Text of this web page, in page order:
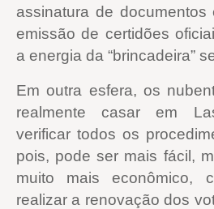
assinatura de documentos
emissão de certidões
a energia da “brincadeira”
Em outra esfera, os
realmente casar em
verificar todos os
pois, pode ser mais fácil,
muito mais econômico,
realizar a renovação dos